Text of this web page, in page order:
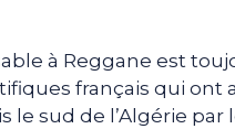
à Reggane est
français qui ont
le sud de l’Algérie